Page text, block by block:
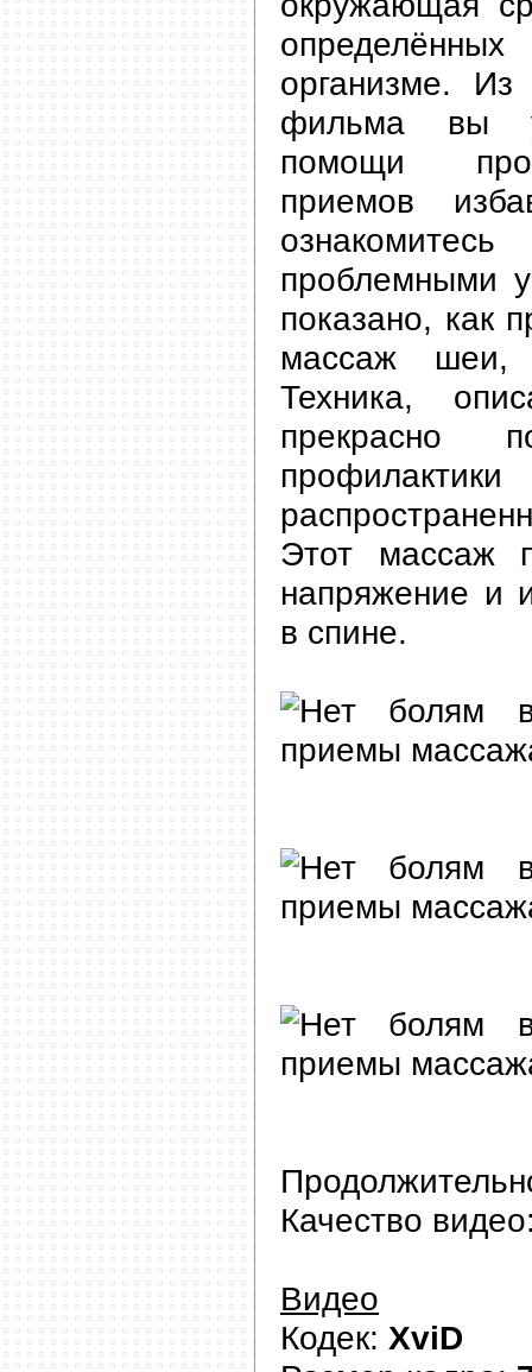
организме. Из
фильма вы
помощи
приемов
проблемными
показано, как
массаж шеи,
Техника,
прекрасно
Этот массаж
напряжение и
в спине.
Качество
Видео
Кодек: XviD